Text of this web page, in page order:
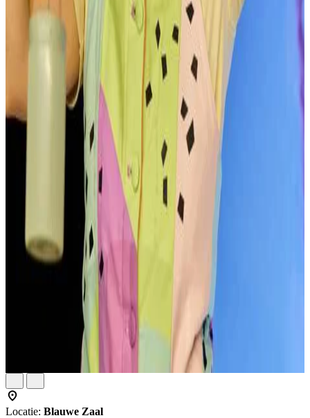
Locatie: Blauwe Zaal